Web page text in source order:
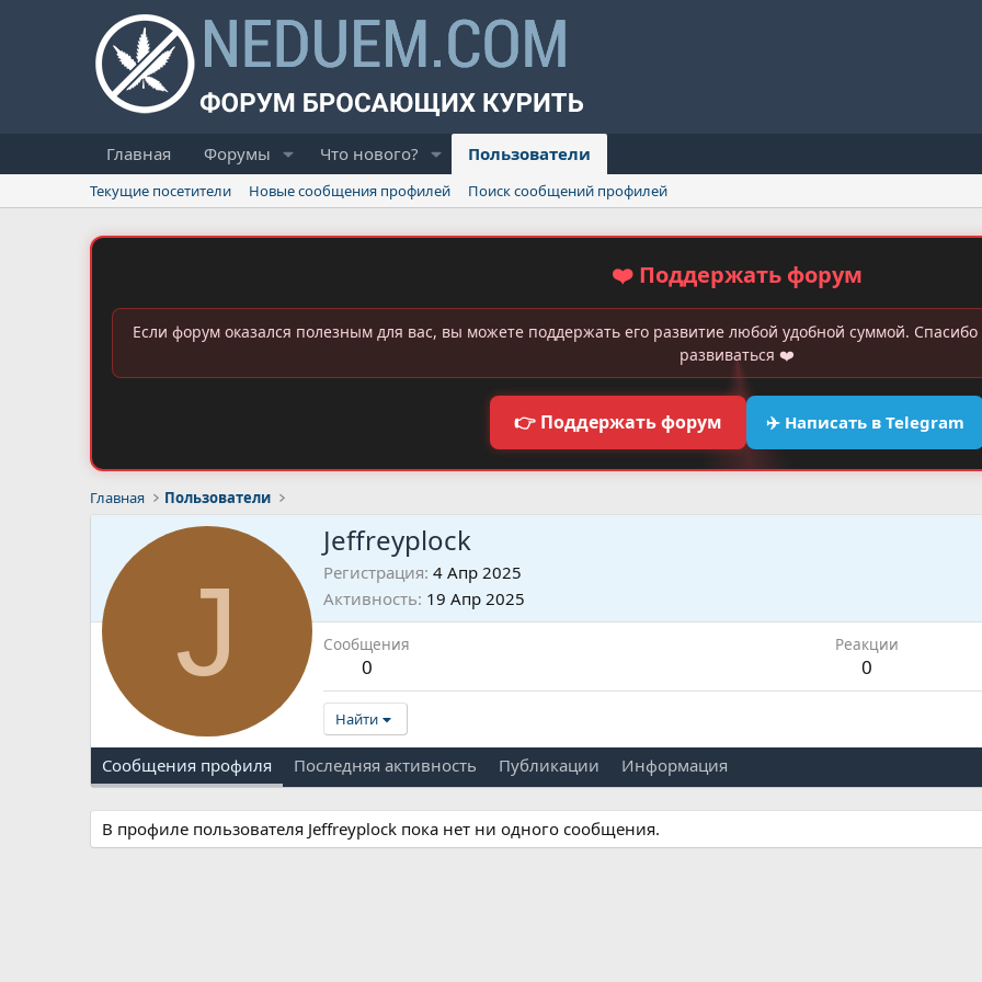
Главная Форумы Что нового? Пользователи
Текущие посетители Новые сообщения профилей Поиск сообщений профилей
❤️ Поддержать форум
Если форум оказался полезным для вас, вы можете поддержать его развитие любой удобной суммой. Спасибо
развиваться ❤️
👉 Поддержать форум ✈️ Написать в Telegram
Главная Пользователи
J
Jeffreyplock
Регистрация 4 Апр 2025
Активность 19 Апр 2025
Сообщения
0
Реакции
0
Найти
Сообщения профиля Последняя активность Публикации Информация
В профиле пользователя Jeffreyplock пока нет ни одного сообщения.